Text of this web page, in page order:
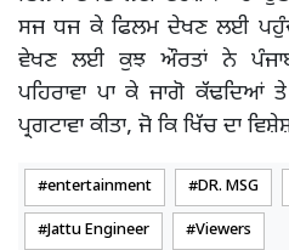
ਸਜ ਧਜ ਕੇ ਫਿਲਮ ਦੇਖਣ ਲਈ
ਵੇਖਣ ਲਈ ਕੁਝ ਔਰਤਾਂ ਨੇ
ਪਹਿਰਾਵਾ ਪਾ ਕੇ ਜਾਗੋ ਕੱਢਦਿਆਂ
ਪ੍ਰਗਟਾਵਾ ਕੀਤਾ, ਜੋ ਕਿ ਖਿੱਚ ਦਾ
entertainment DR. MSG
Jattu Engineer Viewers